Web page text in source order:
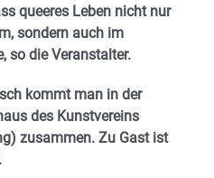
queeres Leben nicht nur
sondern auch im
so die Veranstalter.
kommt man in der
des Kunstvereins
zusammen. Zu Gast ist